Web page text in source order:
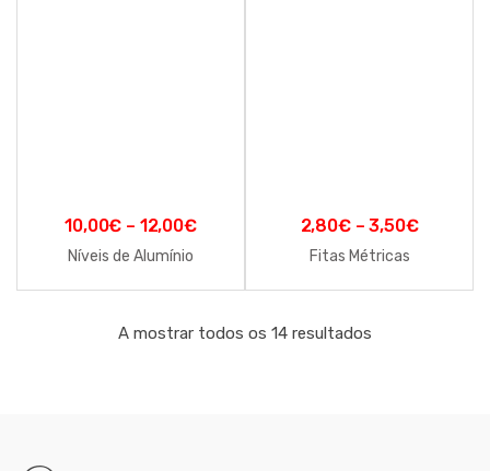
10,00€ – 12,00€
Níveis de Alumínio
2,80€–3,50€
Fitas Métricas
A mostrar todos os 14 resultados